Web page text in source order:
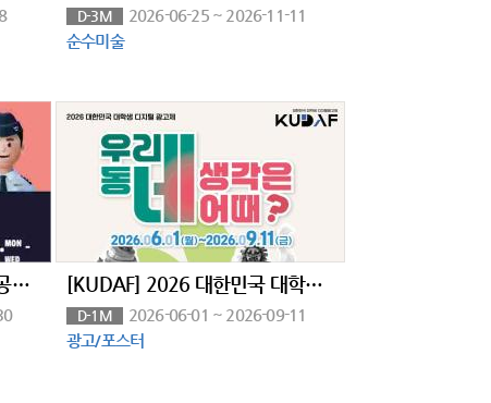
D-3M
2026-06-25 ~ 2026-11-11
순수미술
2026년 군 인권 홍보콘텐츠 공모전(~9/30) [KUDAF] 2026 대한민국 대학생 디지털 광고제
D-1M
2026-06-01 ~ 2026-09-11
광고/포스터